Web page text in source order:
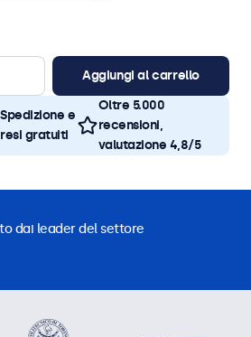
Aggiungi al carrello
Spedizione e
resi gratuiti
Oltre 5.000
recensioni,
valutazione 4,8/5
dai leader del settore